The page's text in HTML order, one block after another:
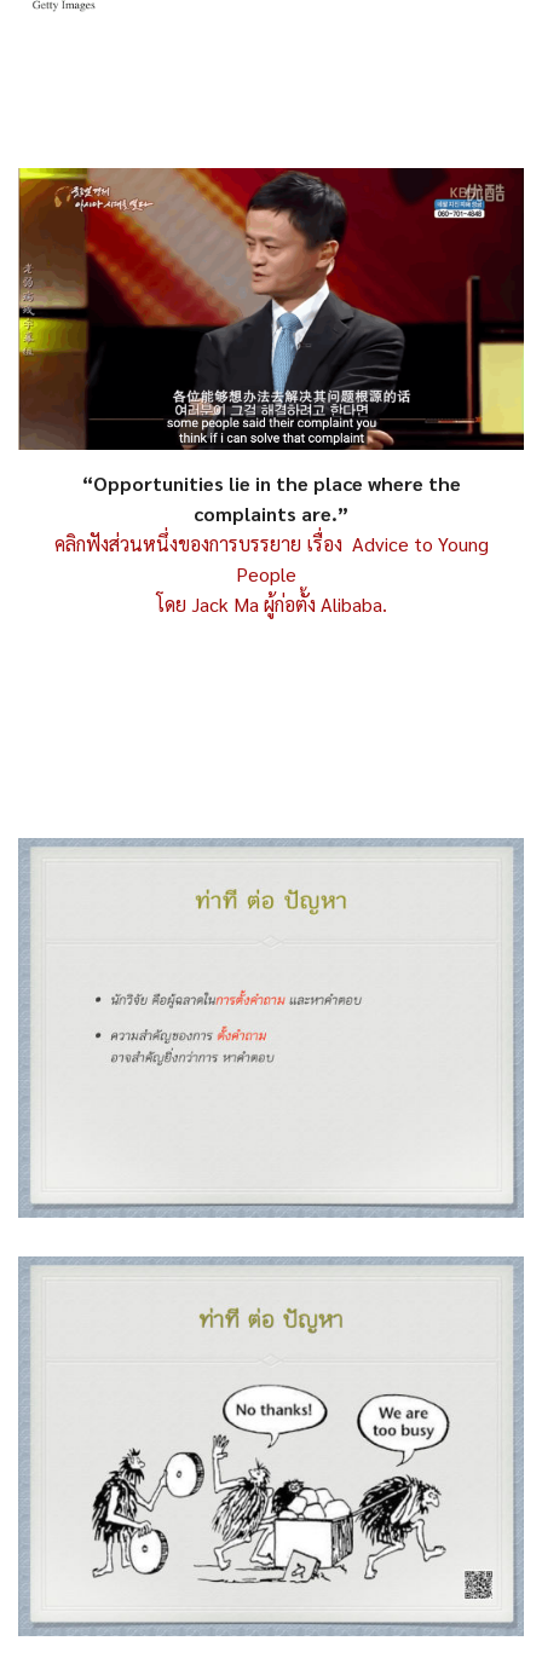
“Opportunities lie in the place where the
complaints are.”
คลิกฟังส่วนหนึ่งของการบรรยาย เรื่อง Advice to Young
People
โดย Jack Ma ผู้ก่อตั้ง Alibaba.